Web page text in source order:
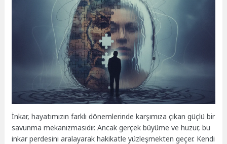
İnkar, hayatımızın farklı dönemlerinde karşımıza çıkan güçlü bir
savunma mekanizmasıdır. Ancak gerçek büyüme ve huzur, bu
inkar perdesini aralayarak hakikatle yüzleşmekten geçer. Kendi